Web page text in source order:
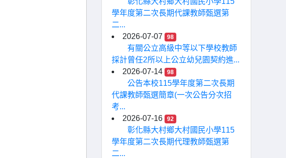
學年度第二次長期代課教師甄選第
二...
2026-07-07
98
有關公立高級中等以下學校教師
採計曾任2所以上公立幼兒園契約進...
2026-07-14
98
公告本校115學年度第二次長期
代課教師甄選簡章(一次公告分次招
考...
2026-07-16
92
彰化縣大村鄉大村國民小學115
學年度第二次長期代理教師甄選第
二...